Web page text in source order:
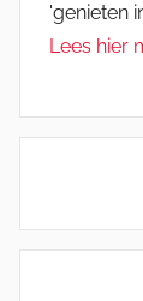
'genieten
Lees hier